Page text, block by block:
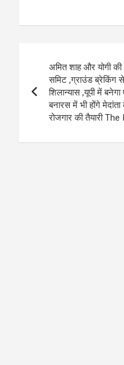
at
A
p
p
ce
o
o
k
navigation
अमित शाह और योगी
समिट ,ग्राउंड ब्रेकिंग
शिलान्यास ,यूपी में
बनारस में भी होंगे
रोजगार की तैयारी